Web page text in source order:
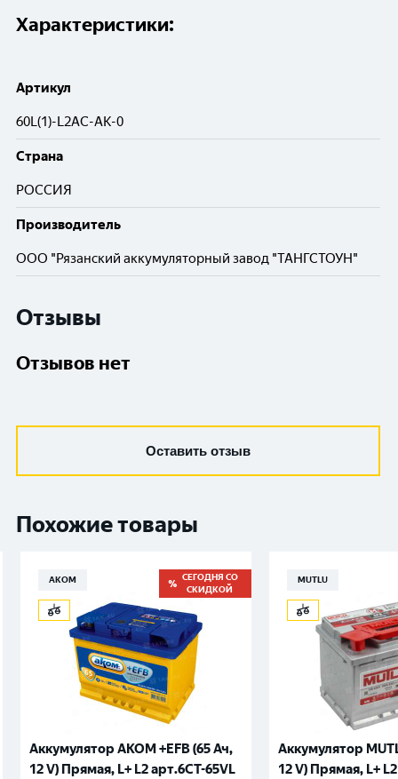
Характеристики:
Артикул
60L(1)-L2АС-АК-0
Cтрана
РОССИЯ
Производитель
ООО "Рязанский аккумуляторный завод "ТАНГСТОУН"
Отзывы
Отзывов нет
Оставить отзыв
Похожие товары
АКОМ
СЕГОДНЯ СО
СКИДКОЙ
Аккумулятор AKOM +EFB (65 Ач,
12 V) Прямая, L+ L2 арт.6СТ-65VL
MUTLU
Аккумулятор
12 V) Прямая, L+ L2